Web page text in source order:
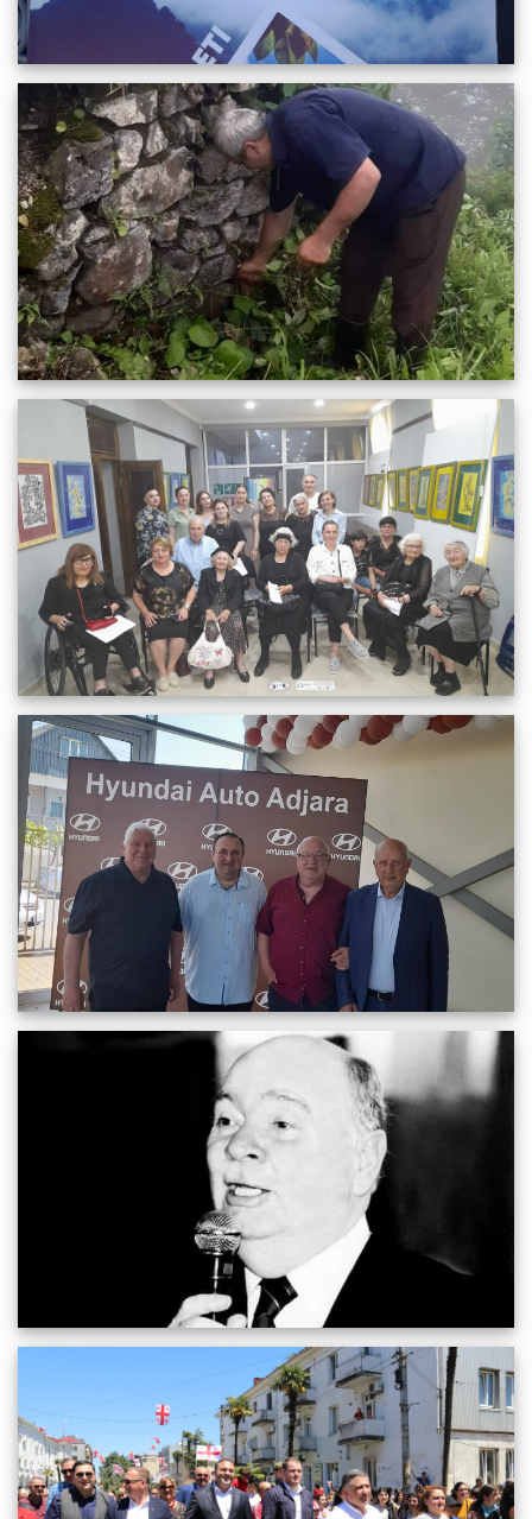
მიმდინარეობს ქობულეთის მუნიციპალიტეტის
არქეოლოგიური და არქიტექტურული ძეგლების
მონიტორინგი.
22.06.2022 1707 სრულიად
ქობულეთის მუზეუმში შეკრებილი საზოგადოდბა
მსჯელობდა საქართველოს ევროპულ არჩევანზე.
14.06.2022 1801 სრულიად
HYUNDAI-ს წარმომადგენლობამ დასავლეთ
საქართველოში ქობულეთში დაიდო ბინა.
12.06.2022 1839
ზურაბ გორგილაძის 85 წლის იუბილესადმი მიძღვნილი
საქართველოს დემოკრატიული რესპუბლიკის
დამოუკიდებლობის 104 წლის იუბილე სხვადასხვა სახის
ღონისძიებით აღინიშნა.
26.05.2022 1795 სრულიად